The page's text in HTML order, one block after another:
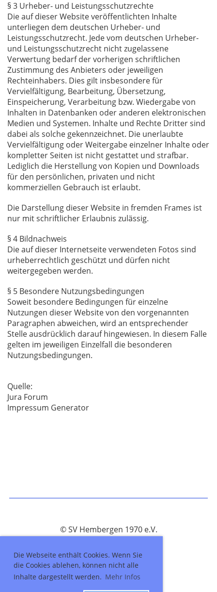
Die Webseite enthält Cookies. Wenn Sie
die Cookies ablehen, können nicht alle
Inhalte dargestellt werden. Mehr Infos
§ 3 Urheber- und Leistungsschutzrechte
Die auf dieser Website veröffentlichten Inhalte
unterliegen dem deutschen Urheber- und
Leistungsschutzrecht. Jede vom deutschen Urheber-
und Leistungsschutzrecht nicht zugelassene
Verwertung bedarf der vorherigen schriftlichen
Zustimmung des Anbieters oder jeweiligen
Rechteinhabers. Dies gilt insbesondere für
Vervielfältigung, Bearbeitung, Übersetzung,
Einspeicherung, Verarbeitung bzw. Wiedergabe von
Inhalten in Datenbanken oder anderen elektronischen
Medien und Systemen. Inhalte und Rechte Dritter sind
dabei als solche gekennzeichnet. Die unerlaubte
Vervielfältigung oder Weitergabe einzelner Inhalte oder
kompletter Seiten ist nicht gestattet und strafbar.
Lediglich die Herstellung von Kopien und Downloads
für den persönlichen, privaten und nicht
kommerziellen Gebrauch ist erlaubt.
Die Darstellung dieser Website in fremden Frames ist
nur mit schriftlicher Erlaubnis zulässig.
§ 4 Bildnachweis
Die auf dieser Internetseite verwendeten Fotos sind
urheberrechtlich geschützt und dürfen nicht
weitergegeben werden.
§ 5 Besondere Nutzungsbedingungen
Soweit besondere Bedingungen für einzelne
Nutzungen dieser Website von den vorgenannten
Paragraphen abweichen, wird an entsprechender
Stelle ausdrücklich darauf hingewiesen. In diesem Falle
gelten im jeweiligen Einzelfall die besonderen
Nutzungsbedingungen.
Quelle:
Jura Forum
Impressum Generator
© SV Hembergen 1970 e.V.